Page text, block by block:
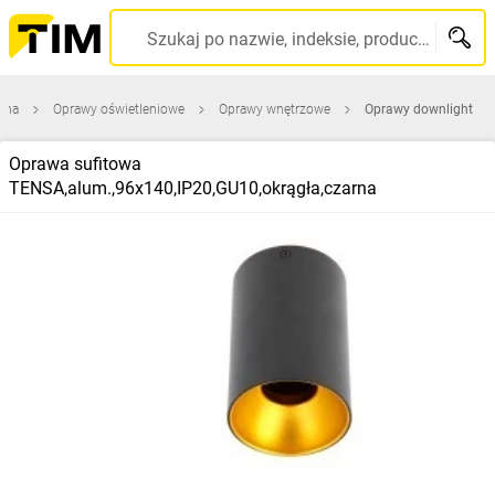
Szukaj po nazwie, indeksie, producencie, kodzie kreskowym...
Oprawy oświetleniowe Oprawy wnętrzowe Oprawy downlight
Oprawa sufitowa
TENSA,alum.,96x140,IP20,GU10,okrągła,czarna